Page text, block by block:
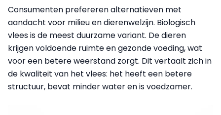
Consumenten prefereren alternatieven met
aandacht voor milieu en dierenwelzijn. Biologisch
vlees is de meest duurzame variant. De dieren
krijgen voldoende ruimte en gezonde voeding, wat
voor een betere weerstand zorgt. Dit vertaalt zich in
de kwaliteit van het vlees: het heeft een betere
structuur, bevat minder water en is voedzamer.